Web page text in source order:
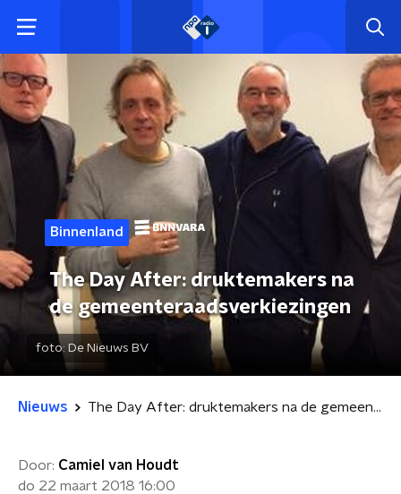
Binnenland
The Day After: druktemakers na
de gemeenteraadsverkiezingen
foto: De Nieuws BV
Nieuws The Day After: druktemakers na de gemeenteraadsverkiezingen
Door: Camiel van Houdt
do 22 maart 2018 16:00